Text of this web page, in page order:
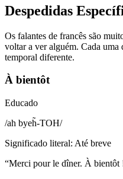
Despedidas
Os falantes de francês são
voltar a ver alguém. Cada uma
temporal diferente.
À bientôt
Educado
/ah byeh̃-TOH/
Significado literal: Até breve
“Merci pour le dîner. À bientôt